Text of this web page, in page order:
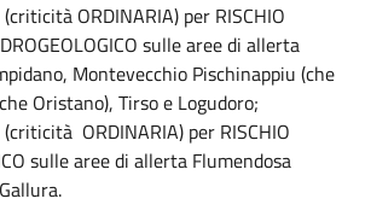
ORDINARIA) per RISCHIO
sulle aree di allerta
Montevecchio Pischinappiu (che
Oristano), Tirso e Logudoro;
(criticità ORDINARIA) per RISCHIO
sulle aree di allerta Flumendosa